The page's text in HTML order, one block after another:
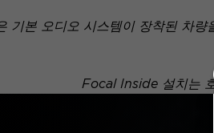
기본 오디오 시스템이 장착된 차
Focal Inside 설치는